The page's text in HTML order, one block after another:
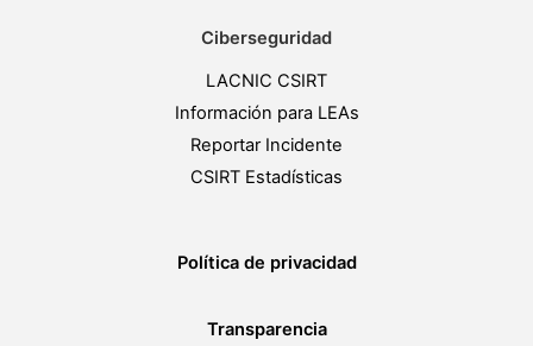
Ciberseguridad
LACNIC CSIRT
Información para LEAs
Reportar Incidente
CSIRT Estadísticas
Política de privacidad
Transparencia